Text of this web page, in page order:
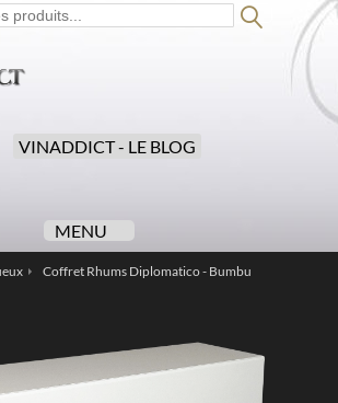
VINADDICT - LE BLOG
MENU
Coffret Rhums Diplomatico - Bumbu